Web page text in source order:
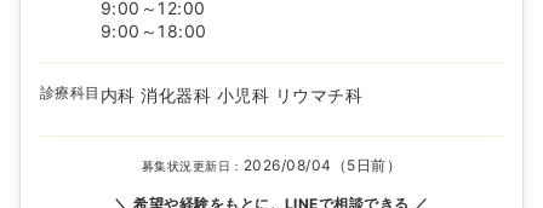
9:00～12:00
9:00～18:00
診療科目 内科 消化器科 小児科 リウマチ科
募集状況更新日： 2026/08/04（5日前）
希望や経験をもとに、LINEで相談できる